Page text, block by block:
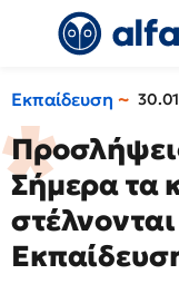
Εκπαίδευση
Σήμερα τα